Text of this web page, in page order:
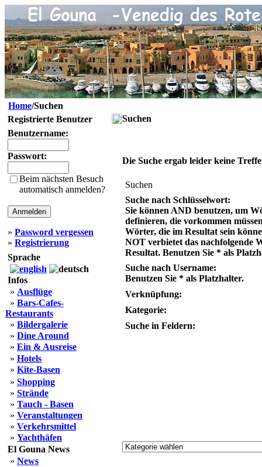
Home/Suchen
Registrierte Benutzer
Benutzername:
Passwort:
Beim nächsten Besuch
automatisch anmelden?
» Password vergessen
» Registrierung
Sprache
Infos
» Ausflüge
» Bars-Cafes-
Restaurants
» Bildergalerie
» Dine Around
» Ein & Ausreise
» Hotels
» Kite-Basen
» Shopping
» Strände
» Tauch - Basen
» Veranstaltungen
» Verkehrsmittel
» Yachthäfen
El Gouna News
» News
Suchen
Die Suche ergab leider keine
Suchen
Suche nach Schlüsselwort:
Sie können AND benutzen, um
definieren, die vorkommen
Wörter, die im Resultat sein
NOT verbietet das nachfolgende
Resultat. Benutzen Sie * als
Suche nach Username:
Benutzen Sie * als Platzhalter.
Verknüpfung:
Kategorie:
Suche in Feldern: